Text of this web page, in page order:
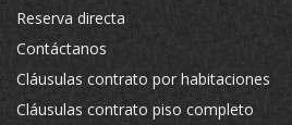
Reserva directa
Contáctanos
Cláusulas contrato por habitaciones
Cláusulas contrato piso completo